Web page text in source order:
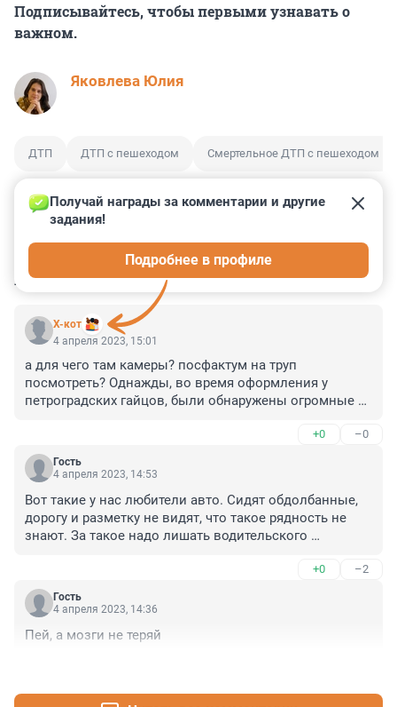
Подписывайтесь, чтобы первыми узнавать о
важном.
Яковлева Юлия
ДТП ДТП с пешеходом Смертельное ДТП с пешеходом
КОММЕНТАРИИ 30
X-кот
Получай награды за комментарии и другие
задания!
Подробнее в профиле
4 апреля 2023, 15:01
а для чего там камеры? посфактум на труп
посмотреть? Однажды, во время оформления у
петроградских гайцов, были обнаружены огромные
пору ездили по понятиям приблизительно все. Никто
из служивых даже голову не поворачивал.
+0 –0
Гость
4 апреля 2023, 14:53
Вот такие у нас любители авто. Сидят обдолбанные,
дорогу и разметку не видят, что такое рядность не
знают. За такое надо лишать водительского
+0 –2
Гость
4 апреля 2023, 14:36
Пей, а мозги не теряй